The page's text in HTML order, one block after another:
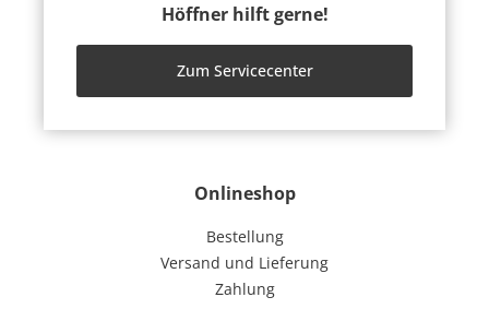
Onlineshop
Bestellung
Versand und Lieferung
Zahlung
Höffner hilft gerne!
Zum Servicecenter